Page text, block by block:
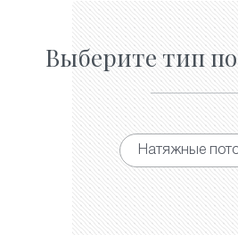
Выберите тип
Натяжные